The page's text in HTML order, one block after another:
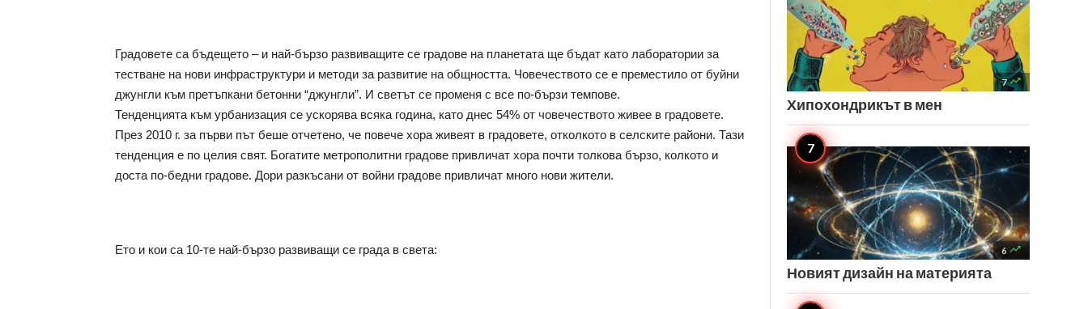
Градовете са бъдещето – и най-бързо развиващите се градове на планетата ще бъдат като лаборатории за
тестване на нови инфраструктури и методи за развитие на общността. Човечеството се е преместило от буйни
джунгли към претъпкани бетонни “джунгли”. И светът се променя с все по-бързи темпове.
Тенденцията към урбанизация се ускорява всяка година, като днес 54% от човечеството живее в градовете.
През 2010 г. за първи път беше отчетено, че повече хора живеят в градовете, отколкото в селските райони. Тази
тенденция е по целия свят. Богатите метрополитни градове привличат хора почти толкова бързо, колкото и
доста по-бедни градове. Дори разкъсани от войни градове привличат много нови жители.
Ето и кои са 10-те най-бързо развиващи се града в света:
7 
Хипохондрикът в мен
6 
Новият дизайн на материята